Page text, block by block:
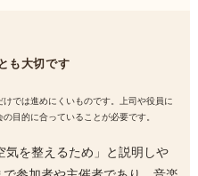
も大切です
では進めにくいものです。上司や役員に
目的に合っていることが必要です。
気を整えるため」と説明しや